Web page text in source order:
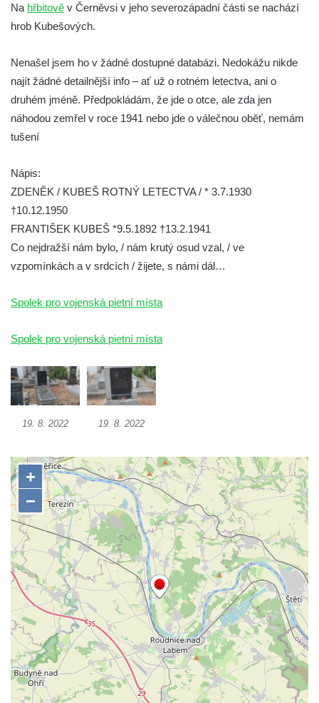
Kamenném Újezdě
Kenotaf Václava B. Hájka na starém
Kenotaf Jana Mojžiše na hřbitově ve
Hrob Jana Foitla na hřbitově ve Velešíně
Hrob Ludvíka Tůmy na hřbitově ve Velešíně
Pomník obětem 2. světové války na hřbitově
Pamětní deska 240 MILES TO FREEDOM u
Kamarýta ve Velešíně
náměstí J. V. Kamarýta ve Velešíně
Pomník obětem 1. a 2. světové války v
Římově
hřbitově v Římově
Pomník obětem 1. světové války v Dolním
Předoníně
Pomník obětem 2. světové války v Plavu
Pamětní deska obětem 1. světové války v
Plavu
Kenotaf Pepiho Meisela na hřbitově v
Dolním Podluží
Kenotaf Leopolda Malata na hřbitově v
Dolním Podluží
Kenotaf Antona Klause na hřbitově v
Dolním Podluží
Na hřbitově v Černěvsi v jeho severozápadní části se nachází
hrob Kubešových.
Nenašel jsem ho v žádné dostupné databázi. Nedokážu nikde
najít žádné detailnější info – ať už o rotném letectva, ani o
druhém jméně. Předpokládám, že jde o otce, ale zda jen
náhodou zemřel v roce 1941 nebo jde o válečnou oběť, nemám
tušení
Nápis:
ZDENĚK / KUBEŠ ROTNÝ LETECTVA / * 3.7.1930
†10.12.1950
FRANTIŠEK KUBEŠ *9.5.1892 †13.2.1941
Co nejdražší nám bylo, / nám krutý osud vzal, / ve
vzpomínkách a v srdcích / žijete, s námi dál…
Spolek pro vojenská pietní místa
Spolek pro vojenská pietní místa
19. 8. 2022 19. 8. 2022